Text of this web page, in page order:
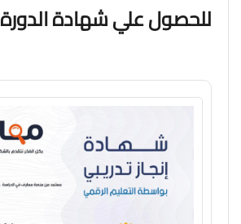
للحصول علي شهادة الدورة